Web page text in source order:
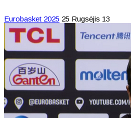
Eurobasket 2025 25 Rugsėjis 13